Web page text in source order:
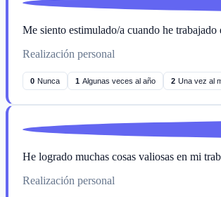
Me siento estimulado/a cuando he
Realización personal
0 Nunca 1 Algunas veces al año 2 Una vez al
He logrado muchas cosas valiosas en mi
Realización personal